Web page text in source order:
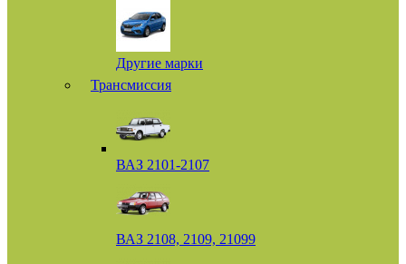
Другие марки
Трансмиссия
ВАЗ 2101-2107
ВАЗ 2108, 2109, 21099